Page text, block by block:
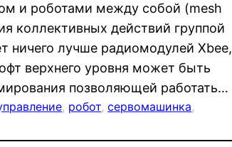
и роботами между собой (mesh
коллективных действий группой
ничего лучше радиомодулей Xbee,
верхнего уровня может быть
позволяющей работать…
, робот, сервомашинка